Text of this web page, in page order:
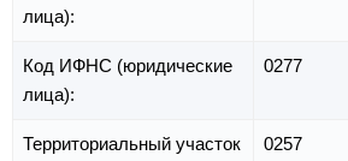
лица):
Код ИФНС (юридические
лица):
0277
Территориальный участок
0257